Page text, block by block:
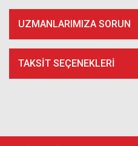
UZMANLARIMIZA SORUN
TAKSIT SEÇENEKLERI